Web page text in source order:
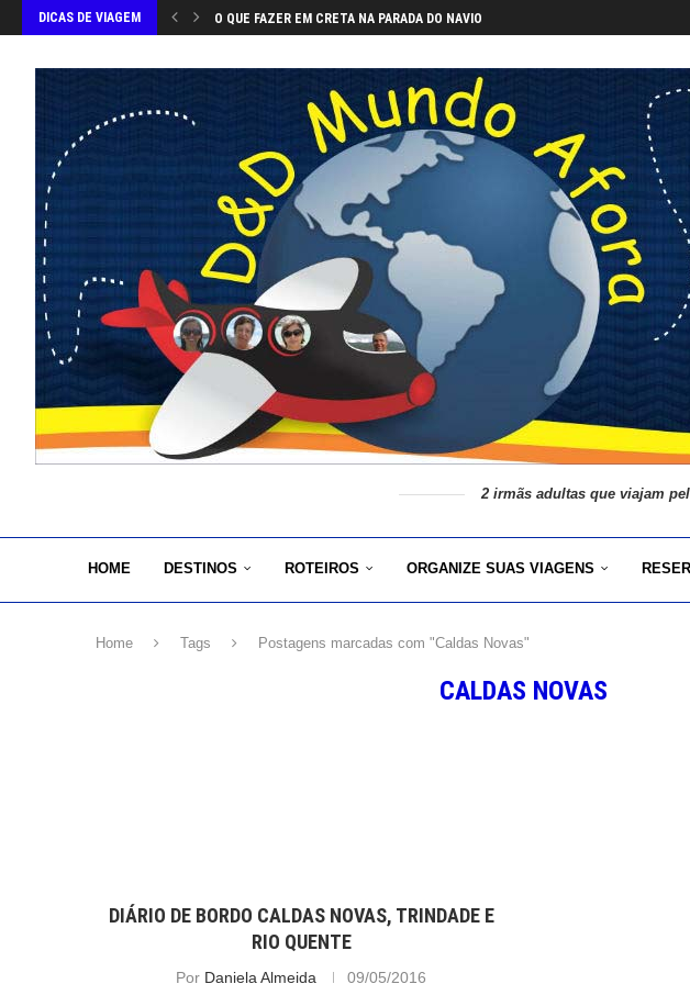
DICAS DE VIAGEM O QUE FAZER EM CRETA NA PARADA DO NAVIO
2 irmãs adultas que viajam
HOME DESTINOS ROTEIROS ORGANIZE SUAS VIAGENS
Home Tags Postagens marcadas com "Caldas Novas"
CALDAS NOVAS
DIÁRIO DE BORDO CALDAS NOVAS, TRINDADE E
RIO QUENTE
Por Daniela Almeida 09/05/2016